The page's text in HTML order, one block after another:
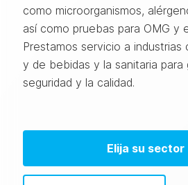
como microorganismos,
así como pruebas para OMG y
Prestamos servicio a industrias
y de bebidas y la sanitaria para
seguridad y la calidad.
Elija su sector